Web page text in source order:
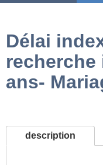
Délai
recherche
ans-
description